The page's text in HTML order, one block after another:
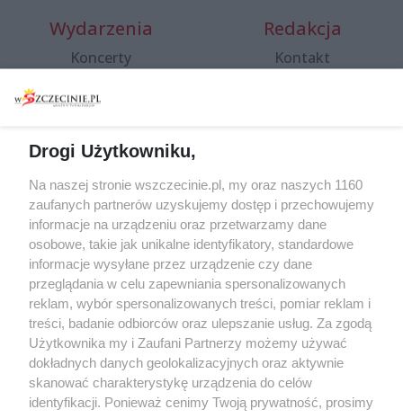
Wydarzenia
Koncerty
Spacery i oprowadzania
targi
Wernisaże
Więcej
Redakcja
Kontakt
Specjalny koncert z okazji
20. urodzin portalu
wSzczecinie.pl
Regulamin konkursów
śniadaniówka "Hej
Szczecin! Jest piątek!"
Partnerzy
Praca Szczecin
Drogi Użytkowniku,
Na naszej stronie wszczecinie.pl, my oraz naszych 1160
zaufanych partnerów uzyskujemy dostęp i przechowujemy
informacje na urządzeniu oraz przetwarzamy dane
osobowe, takie jak unikalne identyfikatory, standardowe
informacje wysyłane przez urządzenie czy dane
przeglądania w celu zapewniania spersonalizowanych
reklam, wybór spersonalizowanych treści, pomiar reklam i
treści, badanie odbiorców oraz ulepszanie usług. Za zgodą
Użytkownika my i Zaufani Partnerzy możemy używać
dokładnych danych geolokalizacyjnych oraz aktywnie
skanować charakterystykę urządzenia do celów
identyfikacji. Ponieważ cenimy Twoją prywatność, prosimy